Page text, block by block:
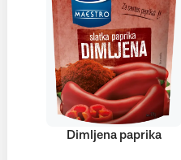
Dimljena paprika